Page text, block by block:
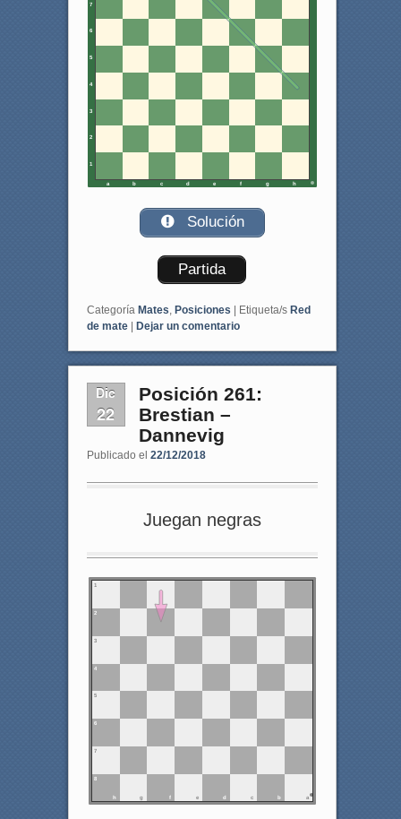
7
6
5
4
3
2
1
a b c d e f g h
Solución
Partida
Categoría Mates, Posiciones Etiqueta/s Red
de mate
Dejar un comentario
Dic
22
Posición 261:
Brestian –
Dannevig
Publicado el 22/12/2018
Juegan negras
1
2
3
4
5
6
7
8
h g e d c b a